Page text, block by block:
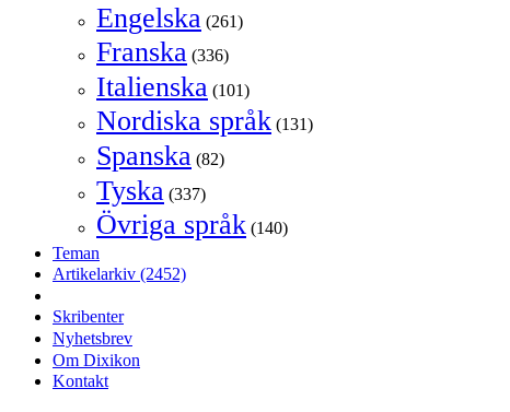
Engelska (261)
Franska (336)
Italienska (101)
Nordiska språk (131)
Spanska (82)
Tyska (337)
Övriga språk (140)
Teman
Artikelarkiv (2452)
Skribenter
Nyhetsbrev
Om Dixikon
Kontakt